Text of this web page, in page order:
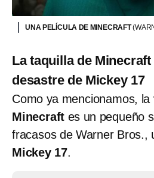
UNA PELÍCULA DE MINECRAFT
La taquilla de
desastre de Mickey 17
Como ya mencionamos, la
Minecraft es un pequeño
fracasos de Warner Bros.,
Mickey 17.